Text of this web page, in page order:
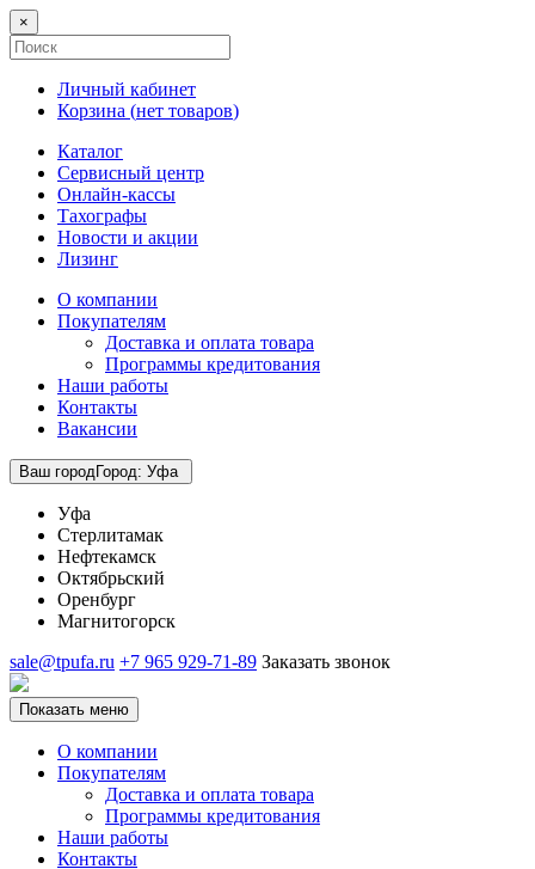
×
Личный кабинет
Корзина (нет товаров)
Каталог
Сервисный центр
Онлайн-кассы
Тахографы
Новости и акции
Лизинг
О компании
Покупателям
Доставка и оплата товара
Программы кредитования
Наши работы
Контакты
Вакансии
Ваш городГород: Уфа
Уфа
Стерлитамак
Нефтекамск
Октябрьский
Оренбург
Магнитогорск
sale@tpufa.ru +7 965 929-71-89 Заказать звонок
Показать меню
О компании
Покупателям
Доставка и оплата товара
Программы кредитования
Наши работы
Контакты